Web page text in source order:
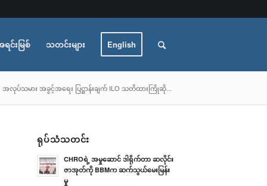
င်းမြစ် သတင်းများ English
အလုပ်သမား အခွင့်အရေး ပြဋ္ဌာန်းချက် ILO သတိထားကြိုဆို...
ရုပ်သံသတင်း
CHROရဲ့ အမှုဆောင် ဒါရိုက်တာ ဆလိုင်း
ဇာအုတ်ကို BBMက ဆက်သွယ်မေးမြန်း
မှု